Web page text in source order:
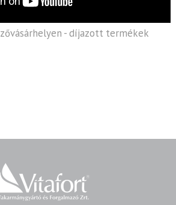
- díjazott termékek